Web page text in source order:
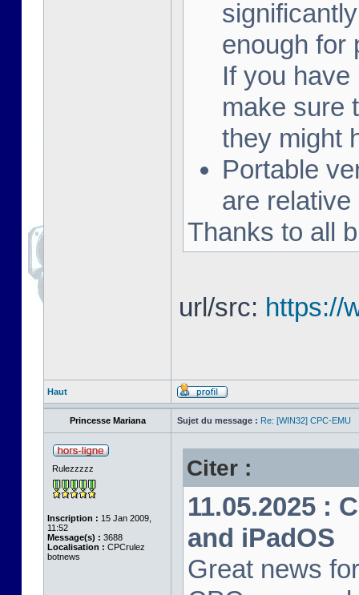
enough for
If you
make sure
they might
Portable
are relative
Thanks to all
url/src: https://
Haut
Princesse Mariana Sujet du message : Re: [WIN32] CPC-EMU
Rulezzzzz
Inscription : 15 Jan 2009,
11:52
Message(s) : 3688
Localisation : CPCrulez
botnews
Citer :
11.05.2025 :
and iPadOS
Great news